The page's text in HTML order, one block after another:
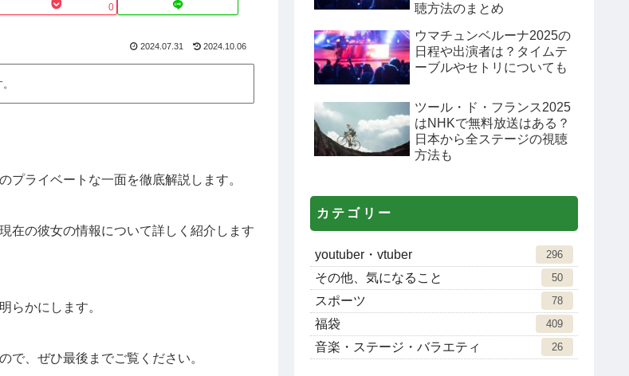
0
2024.07.31 2024.10.06
プライベートな一面を徹底解説します。
在の彼女の情報について詳しく紹介します
らかにします。
で、ぜひ最後までご覧ください。
聴方法のまとめ
ウマチュンベルーナ2025の
日程や出演者は？タイムテ
ーブルやセトリについても
ツール・ド・フランス2025
はNHKで無料放送はある？
日本から全ステージの視聴
方法も
カテゴリー
youtuber・vtuber 296
その他、気になること 50
スポーツ 78
福袋 409
音楽・ステージ・バラエティ 26